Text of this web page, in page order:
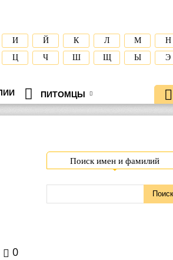
И Й К Л М
Н
Ц
Ч Ш Щ Ы Э
ПИТОМЦЫ
0
Поиск имен и фамилий